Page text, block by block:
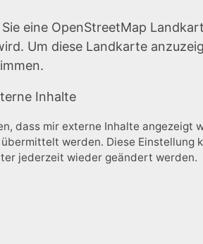
eine OpenStreetMap
Um diese Landkarte
Inhalte
dass mir externe Inhalte angezeigt
werden. Diese Einstellung
jederzeit wieder geändert werden.